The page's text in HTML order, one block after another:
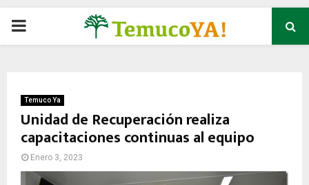
P
M
A
Temuco Ya
Unidad de Recuperación realiza
capacitaciones continuas al equipo
Enero 3, 2023